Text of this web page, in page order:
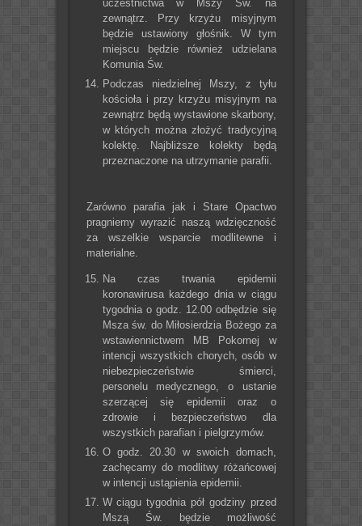
uczestnictwa w Mszy Św. na
zewnątrz. Przy krzyżu misyjnym
będzie ustawiony głośnik. W tym
miejscu będzie również udzielana
Komunia Św.
Podczas niedzielnej Mszy, z tyłu
kościoła i przy krzyżu misyjnym na
zewnątrz będą wystawione skarbony,
w których można złożyć tradycyjną
kolektę. Najbliższe kolekty będą
przeznaczone na utrzymanie parafii.
Zarówno parafia jak i Stare Opactwo
pragniemy wyrazić naszą wdzięczność
za wszelkie wsparcie modlitewne i
materialne.
Na czas trwania epidemii
koronawirusa każdego dnia w ciągu
tygodnia o godz. 12.00 odbędzie się
Msza św. do Miłosierdzia Bożego za
wstawiennictwem MB Pokornej w
intencji wszystkich chorych, osób w
niebezpieczeństwie śmierci,
personelu medycznego, o ustanie
szerzącej się epidemii oraz o
zdrowie i bezpieczeństwo dla
wszystkich parafian i pielgrzymów.
O godz. 20.30 w swoich domach,
zachęcamy do modlitwy różańcowej
w intencji ustąpienia epidemii.
W ciągu tygodnia pół godziny przed
Mszą Św. będzie możliwość